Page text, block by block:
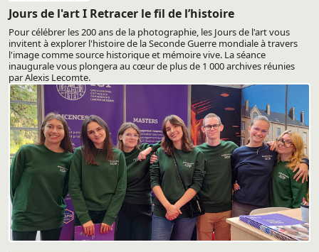
Jours de l'art I Retracer le fil de l’histoire
Pour célébrer les 200 ans de la photographie, les Jours de l'art vous
invitent à explorer l'histoire de la Seconde Guerre mondiale à travers
l'image comme source historique et mémoire vive. La séance
inaugurale vous plongera au cœur de plus de 1 000 archives réunies
par Alexis Lecomte.